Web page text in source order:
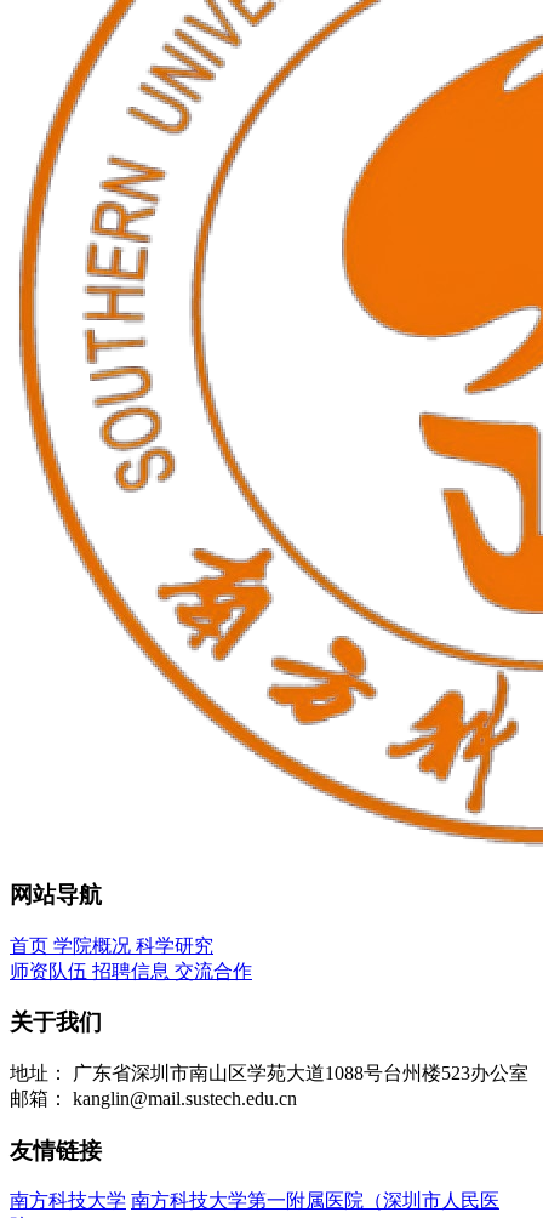
网站导航
首页 学院概况 科学研究
师资队伍 招聘信息 交流合作
关于我们
地址：
广东省深圳市南山区学苑大道1088号台州楼523办公室
邮箱：
kanglin@mail.sustech.edu.cn
友情链接
南方科技大学 南方科技大学第一附属医院（深圳市人民医